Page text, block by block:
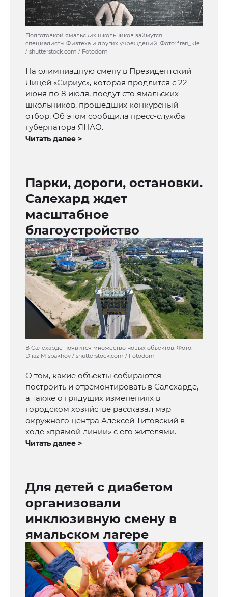
Подготовкой ямальских школьников займутся
специалисты Физтеха и других учреждений. Фото: fran_kie
/ shutterstock.com / Fotodom
На олимпиадную смену в Президентский
Лицей «Сириус», которая продлится с 22
июня по 8 июля, поедут сто ямальских
школьников, прошедших конкурсный
отбор. Об этом сообщила пресс-служба
губернатора ЯНАО.
Читать далее >
Парки, дороги, остановки.
Салехард ждет
масштабное
благоустройство
В Салехарде появится множество новых объектов. Фото:
Diiaz Misbakhov / shutterstock.com / Fotodom
О том, какие объекты собираются
построить и отремонтировать в Салехарде,
а также о грядущих изменениях в
городском хозяйстве рассказал мэр
окружного центра Алексей Титовский в
ходе «прямой линии» с его жителями.
Читать далее >
Для детей с диабетом
организовали
инклюзивную смену в
ямальском лагере